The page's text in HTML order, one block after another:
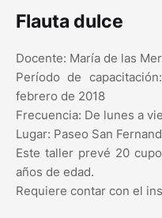
Flauta dulce
Docente: María de las
Período de
febrero de 2018
Frecuencia: De lunes a
Lugar: Paseo San
Este taller prevé 20
años de edad.
Requiere contar con el